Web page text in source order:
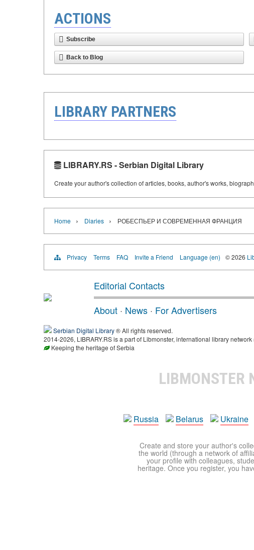
ACTIONS
Subscribe
Back to Blog
LIBRARY PARTNERS
LIBRARY.RS - Serbian Digital Library
Create your author's collection of articles, books, author's works,
Home › Diaries › РОБЕСПЬЕР И СОВРЕМЕННАЯ ФРАНЦИЯ
Privacy Terms FAQ Invite a Friend Language (en) © 2026
Editorial Contacts
About · News · For Advertisers
Serbian Digital Library® All rights reserved.
2014-2026, LIBRARY.RS is a part of Libmonster, international library network
Keeping the heritage of Serbia
LIBMONSTER
Russia
Belarus Ukraine
Create and store your author's
the world (through a network of
your profile with colleagues,
heritage. Once you register, you